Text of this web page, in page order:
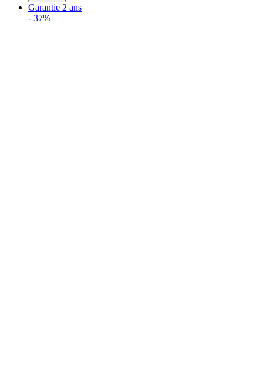
Garantie 2 ans
- 37%